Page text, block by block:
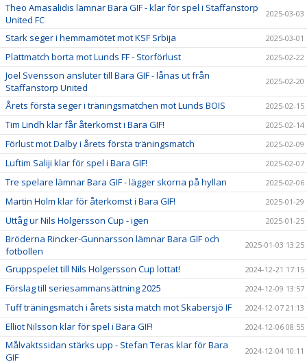
Theo Amasalidis lämnar Bara GIF - klar för spel i Staffanstorp
United FC
2025-03-03
Stark seger i hemmamötet mot KSF Srbija 2025-03-01
Plattmatch borta mot Lunds FF - Storförlust 2025-02-22
Joel Svensson ansluter till Bara GIF - lånas ut från
Staffanstorp United
2025-02-20
Årets första seger i träningsmatchen mot Lunds BOIS 2025-02-15
Tim Lindh klar får återkomst i Bara GIF! 2025-02-14
Förlust mot Dalby i årets första träningsmatch 2025-02-09
Luftim Saliji klar för spel i Bara GIF! 2025-02-07
Tre spelare lämnar Bara GIF - lägger skorna på hyllan 2025-02-06
Martin Holm klar för återkomst i Bara GIF! 2025-01-29
Uttåg ur Nils Holgersson Cup - igen 2025-01-25
Bröderna Rincker-Gunnarsson lämnar Bara GIF och
fotbollen
2025-01-03 13:25
Gruppspelet till Nils Holgersson Cup lottat! 2024-12-21 17:15
Förslag till seriesammansättning 2025 2024-12-09 13:57
Tuff träningsmatch i årets sista match mot Skabersjö IF 2024-12-07 21:13
Elliot Nilsson klar för spel i Bara GIF! 2024-12-06 08:55
Målvaktssidan stärks upp - Stefan Teras klar för Bara
GIF
2024-12-04 10:11